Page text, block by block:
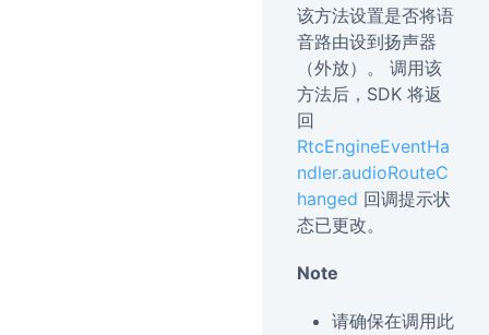
该方法设置是否将语
音路由设到扬声器
（外放）。 调用该
方法后，SDK 将返
回
RtcEngineEventHa
ndler.audioRouteC
hanged 回调提示状
态已更改。
Note
请确保在调用此